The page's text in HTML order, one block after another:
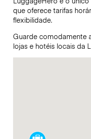
que oferece tarifas
flexibilidade.
Guarde comodamente
lojas e hotéis locais da